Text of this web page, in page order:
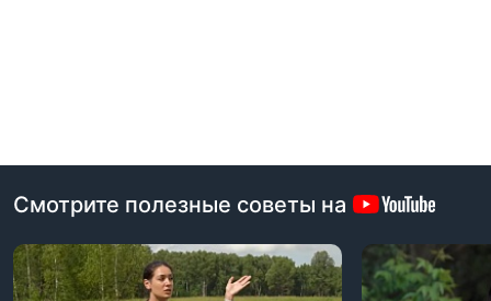
Смотрите полезные советы на